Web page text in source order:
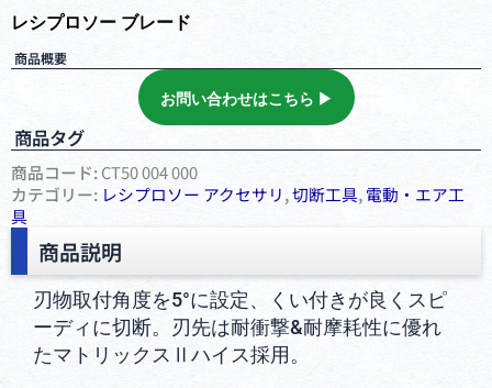
レシプロソー ブレード
商品概要
お問い合わせはこちら ▶︎
商品タグ
商品コード:CT50 004 000
カテゴリー: レシプロソー アクセサリ,切断⼯具,電動・エア⼯
具
商品説明
刃物取付角度を5°に設定、くい付きが良くスピ
ーディに切断。刃先は耐衝撃&耐摩耗性に優れ
たマトリックスⅡハイス採用。